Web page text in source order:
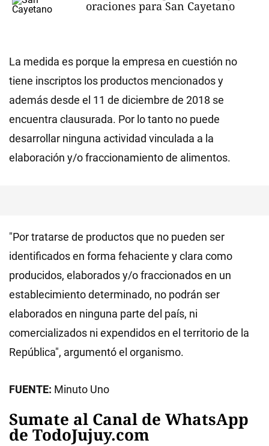
oraciones para San Cayetano
La medida es porque la empresa en cuestión no
tiene inscriptos los productos mencionados y
además desde el 11 de diciembre de 2018 se
encuentra clausurada. Por lo tanto no puede
desarrollar ninguna actividad vinculada a la
elaboración y/o fraccionamiento de alimentos.
"Por tratarse de productos que no pueden ser
identificados en forma fehaciente y clara como
producidos, elaborados y/o fraccionados en un
establecimiento determinado, no podrán ser
elaborados en ninguna parte del país, ni
comercializados ni expendidos en el territorio de la
República", argumentó el organismo.
FUENTE: Minuto Uno
Sumate al Canal de WhatsApp
de TodoJujuy.com